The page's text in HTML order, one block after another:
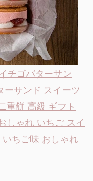
チゴバターサン
ーサンド スイーツ
重餅 高級 ギフト
しゃれ いちご スイ
ちご味 おしゃれ